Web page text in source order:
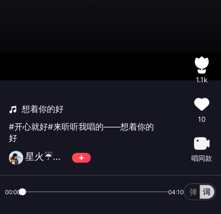
想着你的好
#开心就好#来听听我唱的——想着你的
好
星火☔燎原💦
1.1k
10
唱同款
00:00 04:10